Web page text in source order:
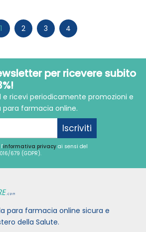
1 2 3 4
per ricevere subito
e ricevi periodicamente promozioni e
para farmacia online.
Iscriviti
informativa privacy ai sensi del
679 (GDPR).
para farmacia online sicura e
della Salute.